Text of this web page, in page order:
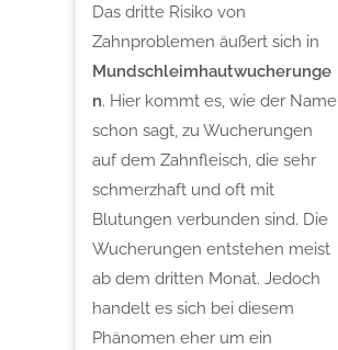
Das dritte Risiko von
Zahnproblemen äußert sich in
Mundschleimhautwucherunge
n. Hier kommt es, wie der Name
schon sagt, zu Wucherungen
auf dem Zahnfleisch, die sehr
schmerzhaft und oft mit
Blutungen verbunden sind. Die
Wucherungen entstehen meist
ab dem dritten Monat. Jedoch
handelt es sich bei diesem
Phänomen eher um ein